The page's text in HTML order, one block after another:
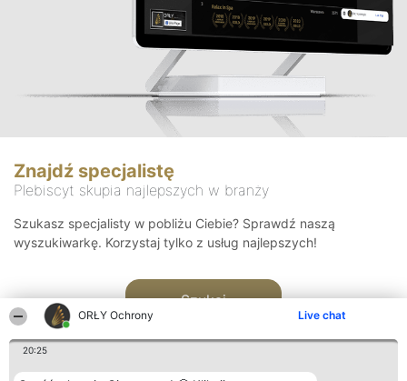
ORŁY Ochrony Live chat
20:25
Znajdź specjalistę
Plebiscyt skupia najlepszych w branży
Szukasz specjalisty w pobliżu Ciebie? Sprawdź naszą
wyszukiwarkę. Korzystaj tylko z usług najlepszych!
Szukaj